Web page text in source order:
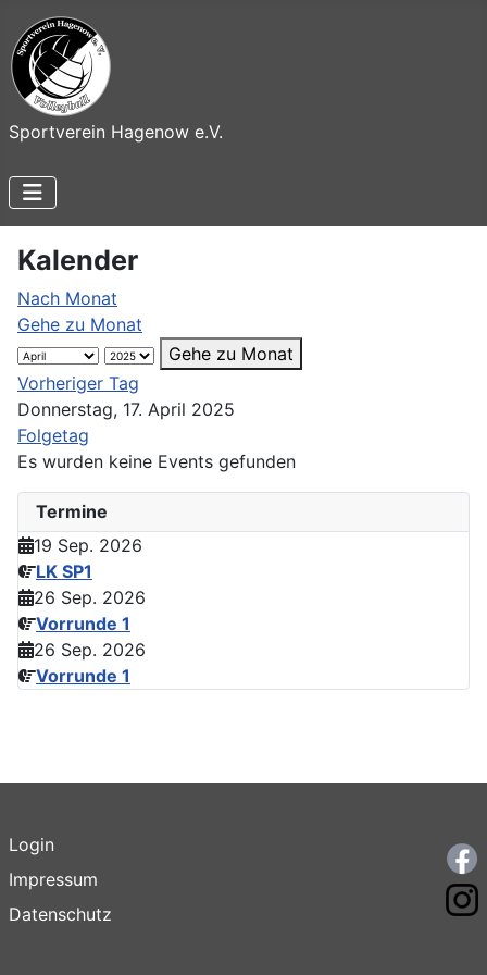
Sportverein Hagenow e.V.
Termine
19 Sep. 2026
LK SP1
26 Sep. 2026
Vorrunde 1
26 Sep. 2026
Vorrunde 1
Kalender
Nach Monat
Gehe zu Monat
Gehe zu Monat
Vorheriger Tag
Donnerstag, 17. April 2025
Folgetag
Es wurden keine Events gefunden
Login
Impressum
Datenschutz